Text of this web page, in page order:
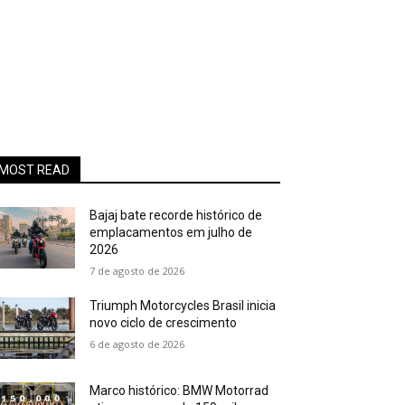
MOST READ
Bajaj bate recorde histórico de
emplacamentos em julho de
2026
7 de agosto de 2026
Triumph Motorcycles Brasil inicia
novo ciclo de crescimento
6 de agosto de 2026
Marco histórico: BMW Motorrad